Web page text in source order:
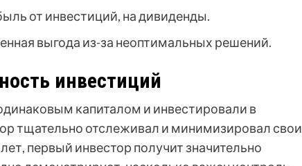
от инвестиций, на дивиденды.
выгода из-за неоптимальных решений.
инвестиций
капиталом и инвестировали в
тщательно отслеживал и минимизировал свои
первый инвестор получит значительно